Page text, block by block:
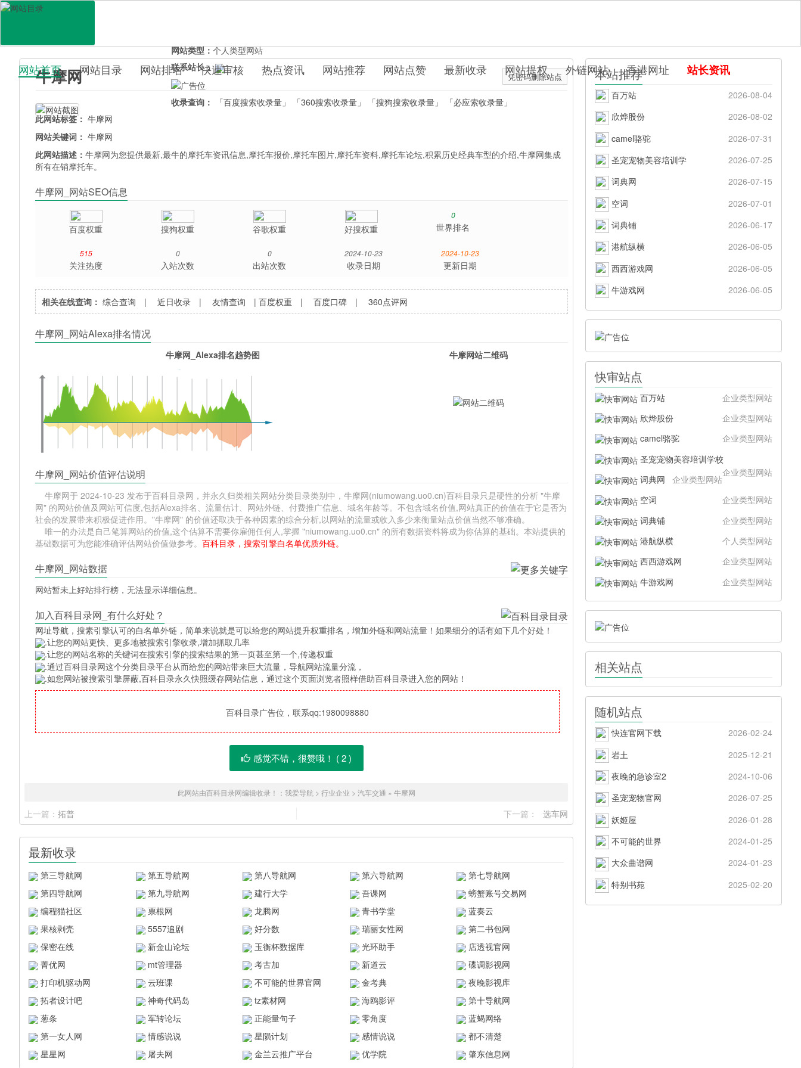
百科目录
网站首页 网站目录 网站排名 快速审核 热点资讯 网站推荐 网站点赞 最新收录 网站提权 外链网站 香港网址 站长资讯
牛摩网 凭密码删除站点
网站类型：个人类型网站
联系站长：
收录查询： 「百度搜索收录量」 「360搜索收录量」 「搜狗搜索收录量」
「必应索收录量」
此网站标签： 牛摩网
网站关键词： 牛摩网
此网站描述：牛摩网为您提供最新,最牛的摩托车资讯信息,摩托车报价,摩托车图片,摩托车资料,摩托车论坛,积累历史经典车型的介绍,牛摩网集成
所有在销摩托车。
牛摩网_网站SEO信息
百度权重 搜狗权重 谷歌权重 好搜权重
0
世界排名
515
关注热度
0
入站次数
0
出站次数
2024-10-23
收录日期
2024-10-23
更新日期
相关在线查询： 综合查询 |近日收录 |友情查询 |百度权重 |百度口碑 |360点评网
牛摩网_网站Alexa排名情况
牛摩网_Alexa排名趋势图 牛摩网站二维码
牛摩网_网站价值评估说明
牛摩网于 2024-10-23 发布于百科目录网，并永久归类相关网站分类目录类别中，牛摩网(niumowang.uo0.cn)百科目录只是硬性的分析 "牛摩
网" 的网站价值及网站可信度,包括Alexa排名、流量估计、网站外链、付费推广信息、域名年龄等。不包含域名价值,网站真正的价值在于它是否为
社会的发展带来积极促进作用。"牛摩网" 的价值还取决于各种因素的综合分析,以网站的流量或收入多少来衡量站点价值当然不够准确。
唯一的办法是自己笔算网站的价值,这个估算不需要你雇佣任何人,掌握 "niumowang.uo0.cn" 的所有数据资料将成为你估算的基础。本站提供的
基础数据可为您能准确评估网站价值做参考。百科目录，搜索引擎白名单优质外链。
牛摩网_网站数据
网站暂未上好站排行榜，无法显示详细信息。
加入百科目录网_有什么好处？
网址导航 ，搜素引擎认可的白名单外链，简单来说就是可以给您的网站提升权重排名，增加外链和网站流量！如果细分的话有如下几个好处！
.让您的网站更快、更多地被搜索引擎收录,增加抓取几率
.让您的网站名称的关键词在搜索引擎的搜索结果的第一页甚至第一个,传递权重
.通过百科目录网这个分类目录平台从而给您的网站带来巨大流量，导航网站流量分流，
.如您网站被搜索引擎屏蔽,百科目录永久快照缓存网站信息，通过这个页面浏览者照样借助百科目录进入您的网站！
百科目录广告位，联系qq:1980098880
感觉不错，很赞哦！ ( 2)
此网站由百科目录网编辑收录！： 我爱导航 > 行业企业 > 汽车交通 » 牛摩网
上一篇： 拓普 下一篇： 选车网
最新收录
第三导航网 第五导航网 第八导航网 第六导航网
第七导航网
第四导航网
第九导航网 建行大学 吾课网
螃蟹账号交易网
编程猫社区
票根网 龙腾网 青书学堂
蓝奏云
果核剥壳
5557追剧 好分数 瑞丽女性网
第二书包网
保密在线
新金山论坛 玉衡杯数据库 光环助手
店透视官网
菁优网
mt管理器 考古加 新道云
碟调影视网
打印机驱动网
云班课 不可能的世界官网 金考典
夜晚影视库
拓者设计吧
神奇代码岛 tz素材网 海鸥影评
第十导航网
葱条
军转论坛 正能量句子 零角度
蓝蝎网络
第一女人网
情感说说 星陨计划 感情说说
都不清楚
星星网
屠夫网 金兰云推广平台 优学院 肇东信息网
本站推荐
百万站
2026-08-04
欣烨股份
2026-08-02
camel骆驼
2026-07-31
圣宠宠物美容培训学
2026-07-25
词典网
2026-07-15
空词
2026-07-01
词典铺
2026-06-17
港航纵横
2026-06-05
西西游戏网
2026-06-05
牛游戏网
2026-06-05
快审站点
百万站
企业类型网站
欣烨股份
企业类型网站
camel骆驼
企业类型网站
圣宠宠物美容培训学校
企业类型网站
词典网
企业类型网站
空词
企业类型网站
词典铺
企业类型网站
港航纵横
个人类型网站
西西游戏网
企业类型网站
牛游戏网
企业类型网站
相关站点
随机站点
快连官网下载
2026-02-24
岩土
2025-12-21
夜晚的急诊室2
2024-10-06
圣宠宠物官网
2026-07-25
妖姬屋
2026-01-28
不可能的世界
2024-01-25
大众曲谱网
2024-01-23
特别书苑
2025-02-20